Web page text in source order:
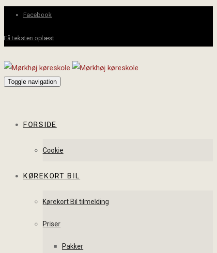
Facebook
Få teksten oplæst
Toggle navigation
FORSIDE
Cookie
KØREKORT BIL
Kørekort Bil tilmelding
Priser
Pakker